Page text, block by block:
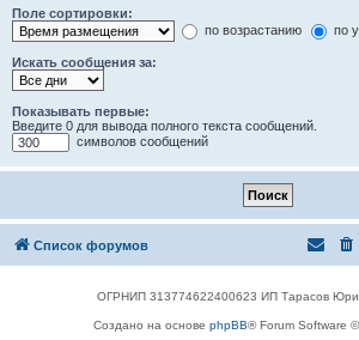
Поле сортировки:
по возрастанию
по
Искать сообщения за:
Показывать первые:
Введите 0 для вывода полного текста сообщений.
символов сообщений
Список форумов
ОГРНИП 313774622400623 ИП Тарасов
Создано на основе phpBB® Forum Software